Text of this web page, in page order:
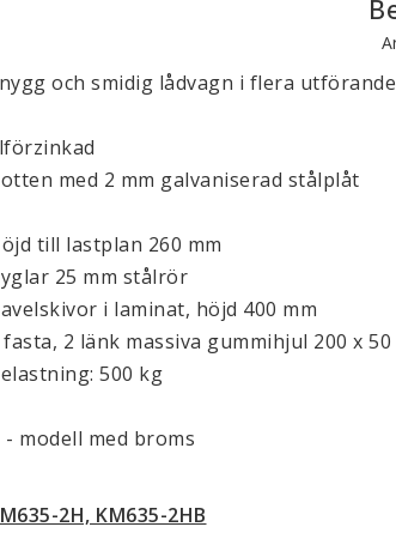
och smidig lådvagn i flera
med 2 mm galvaniserad stålplåt
till lastplan 260 mm
25 mm stålrör
i laminat, höjd 400 mm
fasta, 2 länk massiva gummihjul 200 x 50
500 kg
- modell med broms
2H, KM635-2HB